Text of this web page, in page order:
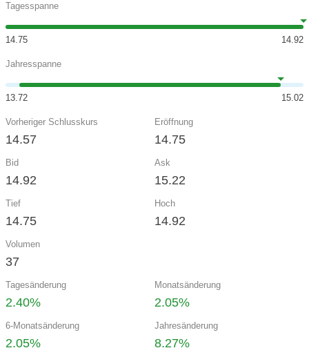
Tagesspanne
14.75 14.92
Jahresspanne
13.72 15.02
Vorheriger Schlusskurs
14.57
Eröffnung
14.75
Bid
14.92
Ask
15.22
Tief
14.75
Hoch
14.92
Volumen
37
Tagesänderung
2.40%
Monatsänderung
2.05%
6-Monatsänderung
2.05%
Jahresänderung
8.27%